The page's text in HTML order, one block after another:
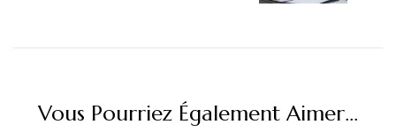
Vous Pourriez Également Aimer...